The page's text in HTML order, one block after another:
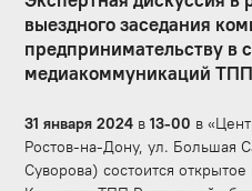
выездного заседания
предпринимательству в
медиакоммуникаций ТПП
31 января 2024 в13-00 в
Ростов-на-Дону, ул. Большая
Суворова) состоится